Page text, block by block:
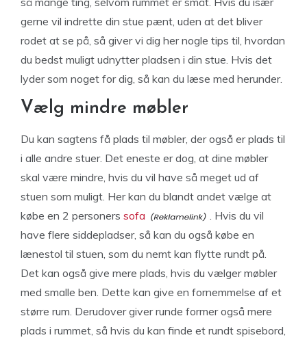
gerne vil indrette din stue pænt, uden at det bliver
rodet at se på, så giver vi dig her nogle tips til, hvordan
du bedst muligt udnytter pladsen i din stue. Hvis det
lyder som noget for dig, så kan du læse med herunder.
Vælg mindre møbler
Du kan sagtens få plads til møbler, der også er plads til
i alle andre stuer. Det eneste er dog, at dine møbler
skal være mindre, hvis du vil have så meget ud af
stuen som muligt. Her kan du blandt andet vælge at
købe en 2 personers sofa
. Hvis du vil
have flere siddepladser, så kan du også købe en
lænestol til stuen, som du nemt kan flytte rundt på.
Det kan også give mere plads, hvis du vælger møbler
med smalle ben. Dette kan give en fornemmelse af et
større rum. Derudover giver runde former også mere
plads i rummet, så hvis du kan finde et rundt spisebord,